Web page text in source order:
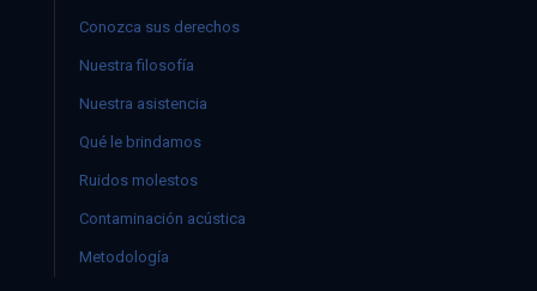
Conozca sus derechos
Nuestra filosofía
Nuestra asistencia
Qué le brindamos
Ruidos molestos
Contaminación acústica
Metodología